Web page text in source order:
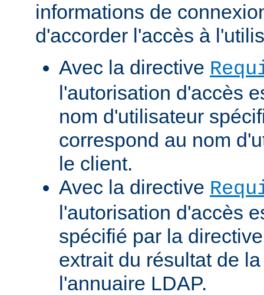
informations de
d'accorder l'accès à
Avec la directive
l'autorisation d'accès
nom d'utilisateur
correspond au nom
le client.
Avec la directive
l'autorisation d'accès
spécifié par la
extrait du résultat de
l'annuaire LDAP.